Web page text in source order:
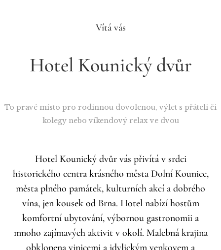
Vítá vás
Hotel Kounický dvůr
To pravé místo pro rodinnou dovolenou, výlet s přáteli či
kolegy nebo víkendový relax ve dvou
Hotel Kounický dvůr vás přivítá v srdci
historického centra krásného města Dolní Kounice,
města plného památek, kulturních akcí a dobrého
vína, jen kousek od Brna. Hotel nabízí hostům
komfortní ubytování, výbornou gastronomii a
mnoho zajímavých aktivit v okolí. Malebná krajina
obklopena vinicemi a idylickým venkovem a